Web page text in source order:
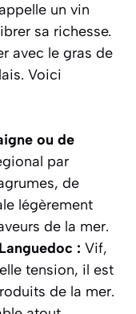
un vin
sa richesse.
avec le gras de
Voici
ou de
par
de
légèrement
de la mer.
: Vif,
tension, il est
de la mer.